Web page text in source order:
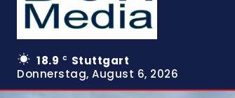
18.9 C
Stuttgart
Donnerstag, August 6, 2026